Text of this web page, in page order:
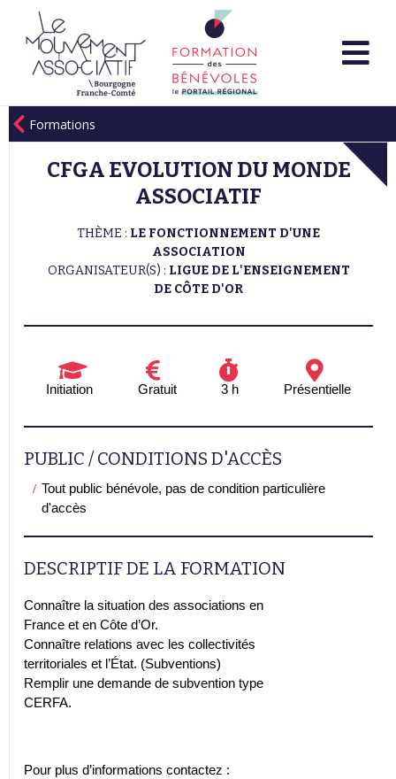
Formations
CFGA EVOLUTION DU MONDE
ASSOCIATIF
THÈME : LE FONCTIONNEMENT D'UNE
ASSOCIATION
ORGANISATEUR(S) : LIGUE DE L'ENSEIGNEMENT
DE CÔTE D'OR
Initiation Gratuit 3 h Présentielle
PUBLIC / CONDITIONS D'ACCÈS
Tout public bénévole, pas de condition particulière
d'accès
DESCRIPTIF DE LA FORMATION
Connaître la situation des associations en
France et en Côte d’Or.
Connaître relations avec les collectivités
territoriales et l’État. (Subventions)
Remplir une demande de subvention type
CERFA.
Pour plus d’informations contactez :